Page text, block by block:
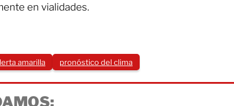
en vialidades.
amarilla pronóstico del clima